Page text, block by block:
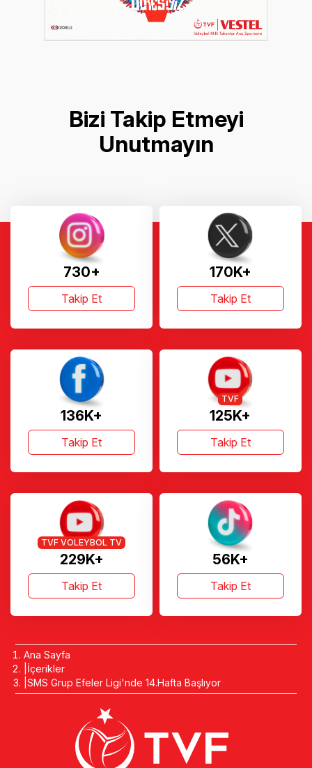
Bizi Takip Etmeyi
Unutmayın
730+
Takip Et
170K+
Takip Et
136K+
Takip Et
125K+
TVF
Takip Et
229K+
TVF VOLEYBOL TV
Takip Et
56K+
Takip Et
Ana Sayfa
İçerikler
SMS Grup Efeler Ligi'nde 14.Hafta Başlıyor